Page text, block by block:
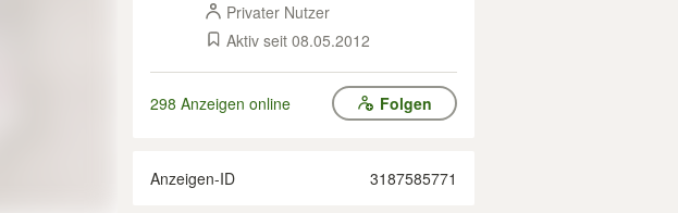
Privater Nutzer
Aktiv seit 08.05.2012
298 Anzeigen online Folgen
Anzeigen-ID 3187585771